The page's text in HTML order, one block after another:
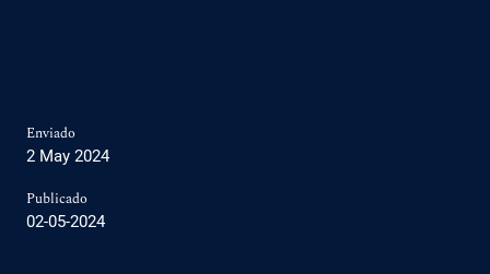
Enviado
2 May 2024
Publicado
02-05-2024